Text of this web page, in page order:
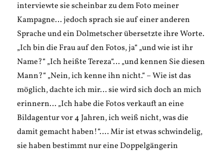
interviewte sie scheinbar zu dem Foto meiner
Kampagne… jedoch sprach sie auf einer anderen
Sprache und ein Dolmetscher übersetzte ihre Worte.
„Ich bin die Frau auf den Fotos, ja“ „und wie ist ihr
Name?“ „Ich heißte Tereza“… „und kennen Sie diesen
Mann?“ „Nein, ich kenne ihn nicht.“ – Wie ist das
möglich, dachte ich mir… sie wird sich doch an mich
erinnern… „Ich habe die Fotos verkauft an eine
Bildagentur vor 4 Jahren, ich weiß nicht, was die
damit gemacht haben!“…. Mir ist etwas schwindelig,
sie haben bestimmt nur eine Doppelgängerin